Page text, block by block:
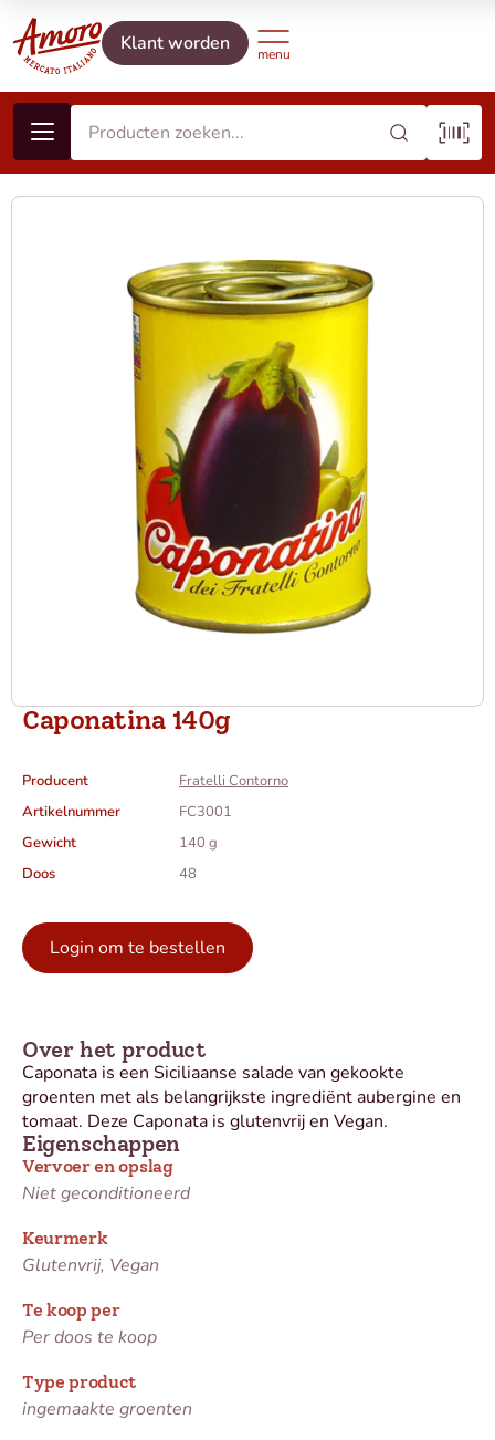
Klant worden
Caponatina 140g
Producent
Fratelli Contorno
Artikelnummer
FC3001
Gewicht
140 g
Doos
48
Login om te bestellen
Eigenschappen
Vervoer en opslag
Niet geconditioneerd
Keurmerk
Glutenvrij, Vegan
Te koop per
Per doos te koop
Type product
ingemaakte groenten
Over het product
Caponata is een Siciliaanse salade van gekookte
groenten met als belangrijkste ingrediënt aubergine en
tomaat. Deze Caponata is glutenvrij en Vegan.